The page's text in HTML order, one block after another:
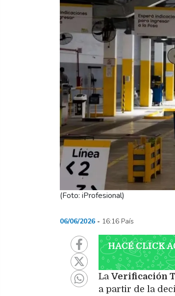
(Foto: iProfesional)
06/06/2026 16:16 País
HACÉ CLICK
La Verificación
a partir de la